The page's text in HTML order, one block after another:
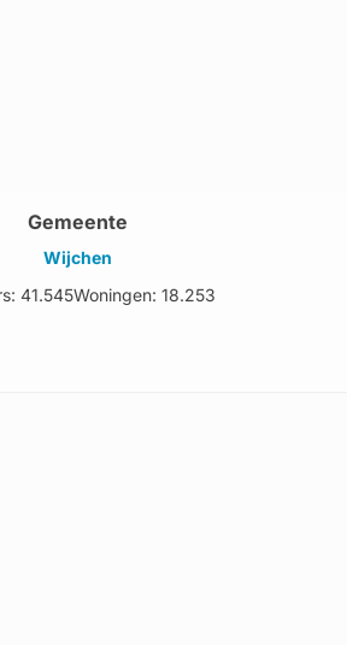
Gemeente
Wijchen
41.545Woningen: 18.253